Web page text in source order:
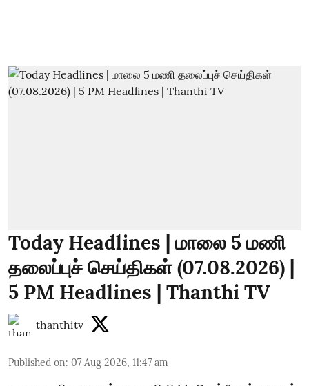
Today Headlines | மாலை 5 மணி
தலைப்புச் செய்திகள் (07.08.2026) |
5 PM Headlines | Thanthi TV
thanthitv
Published on: 07 Aug 2026, 11:47 am